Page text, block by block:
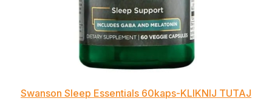
Swanson Sleep Essentials 60kaps-KLIKNIJ TUTAJ